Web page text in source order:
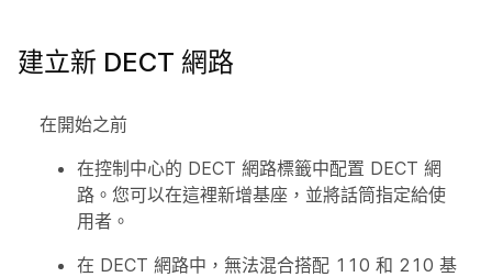
建立新 DECT 網路
在開始之前
在控制中心的 DECT 網路標籤中配置 DECT 網
路。您可以在這裡新增基座，並將話筒指定給使
用者。
在 DECT 網路中，無法混合搭配 110 和 210 基